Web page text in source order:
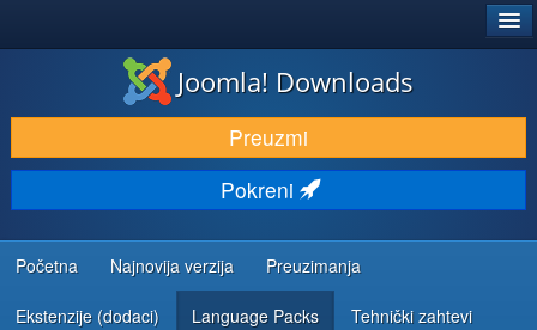
PREUZIMANJE I PROŠIRENJA (EKSTENZIJE)
OTKRIJTE I NAUČITE
ZAJEDNICA I PODRŠKA
RESURSI ZA RAZVOJ
Joomla! Downloads
Preuzmi
Pokreni
Početna Najnovija verzija Preuzimanja
Ekstenzije (dodaci) Language Packs Tehnički zahtevi